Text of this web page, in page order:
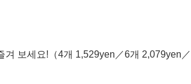
보세요!（4개 1,529yen／6개 2,079yen／